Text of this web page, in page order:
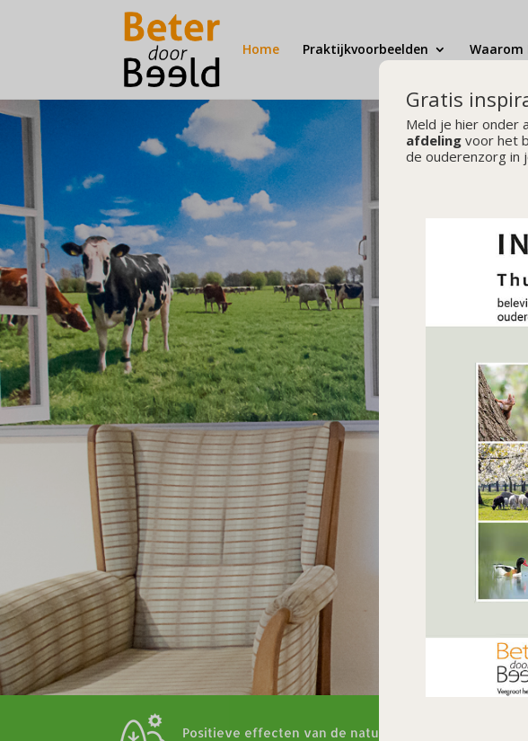
Home Praktijkvoorbeelden Waarom
Positieve effecten van de natuur
Gratis
Meld je hier onder
afdeling voor het
de ouderenzorg in